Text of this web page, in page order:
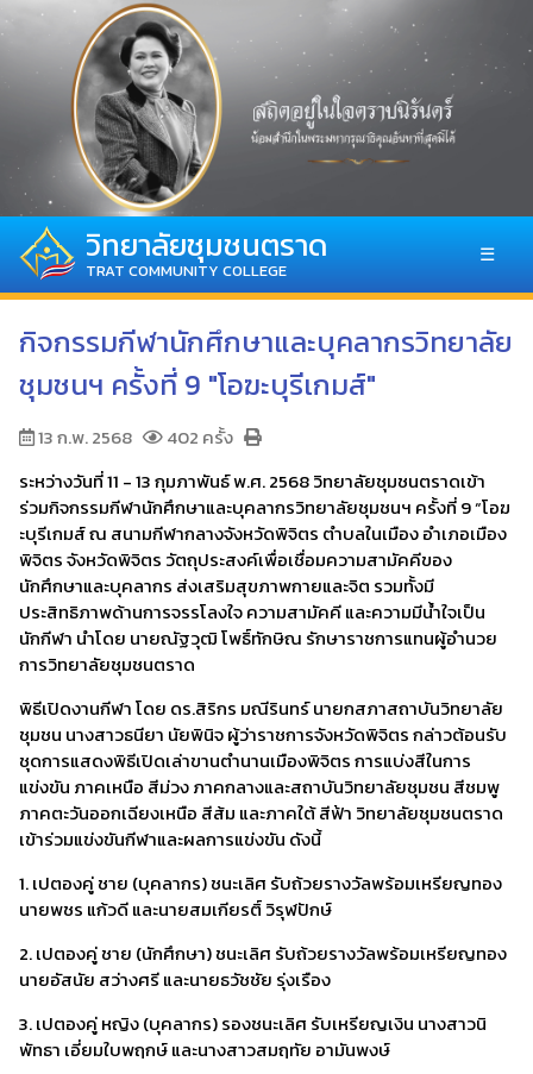
วิทยาลัยชุมชนตราด
TRAT COMMUNITY COLLEGE
☰
กิจกรรมกีฬานักศึกษาและบุคลากรวิทยาลัย
ชุมชนฯ ครั้งที่ 9 "โอฆะบุรีเกมส์"
13 ก.พ. 2568
402 ครั้ง
ระหว่างวันที่ 11 - 13 กุมภาพันธ์ พ.ศ. 2568 วิทยาลัยชุมชนตราดเข้า
ร่วมกิจกรรมกีฬานักศึกษาและบุคลากรวิทยาลัยชุมชนฯ ครั้งที่ 9 “โอฆ
ะบุรีเกมส์ ณ สนามกีฬากลางจังหวัดพิจิตร ตำบลในเมือง อำเภอเมือง
พิจิตร จังหวัดพิจิตร วัตถุประสงค์เพื่อเชื่อมความสามัคคีของ
นักศึกษาและบุคลากร ส่งเสริมสุขภาพกายและจิต รวมทั้งมี
ประสิทธิภาพด้านการจรรโลงใจ ความสามัคคี และความมีน้ำใจเป็น
นักกีฬา นำโดย นายณัฐวุฒิ โพธิ์ทักษิณ รักษาราชการแทนผู้อำนวย
การวิทยาลัยชุมชนตราด
พิธีเปิดงานกีฬา โดย ดร.สิริกร มณีรินทร์ นายกสภาสถาบันวิทยาลัย
ชุมชน นางสาวธนียา นัยพินิจ ผู้ว่าราชการจังหวัดพิจิตร กล่าวต้อนรับ
ชุดการแสดงพิธีเปิดเล่าขานตำนานเมืองพิจิตร การแบ่งสีในการ
แข่งขัน ภาคเหนือ สีม่วง ภาคกลางและสถาบันวิทยาลัยชุมชน สีชมพู
ภาคตะวันออกเฉียงเหนือ สีส้ม และภาคใต้ สีฟ้า วิทยาลัยชุมชนตราด
เข้าร่วมแข่งขันกีฬาและผลการแข่งขัน ดังนี้
1. เปตองคู่ ชาย (บุคลากร) ชนะเลิศ รับถ้วยรางวัลพร้อมเหรียญทอง
นายพชร แก้วดี และนายสมเกียรติ์ วิรุฬปักษ์
2. เปตองคู่ ชาย (นักศึกษา) ชนะเลิศ รับถ้วยรางวัลพร้อมเหรียญทอง
นายอัสนัย สว่างศรี และนายธวัชชัย รุ่งเรือง
3. เปตองคู่ หญิง (บุคลากร) รองชนะเลิศ รับเหรียญเงิน นางสาวนิ
พัทธา เอี่ยมใบพฤกษ์ และนางสาวสมฤทัย อามันพงษ์